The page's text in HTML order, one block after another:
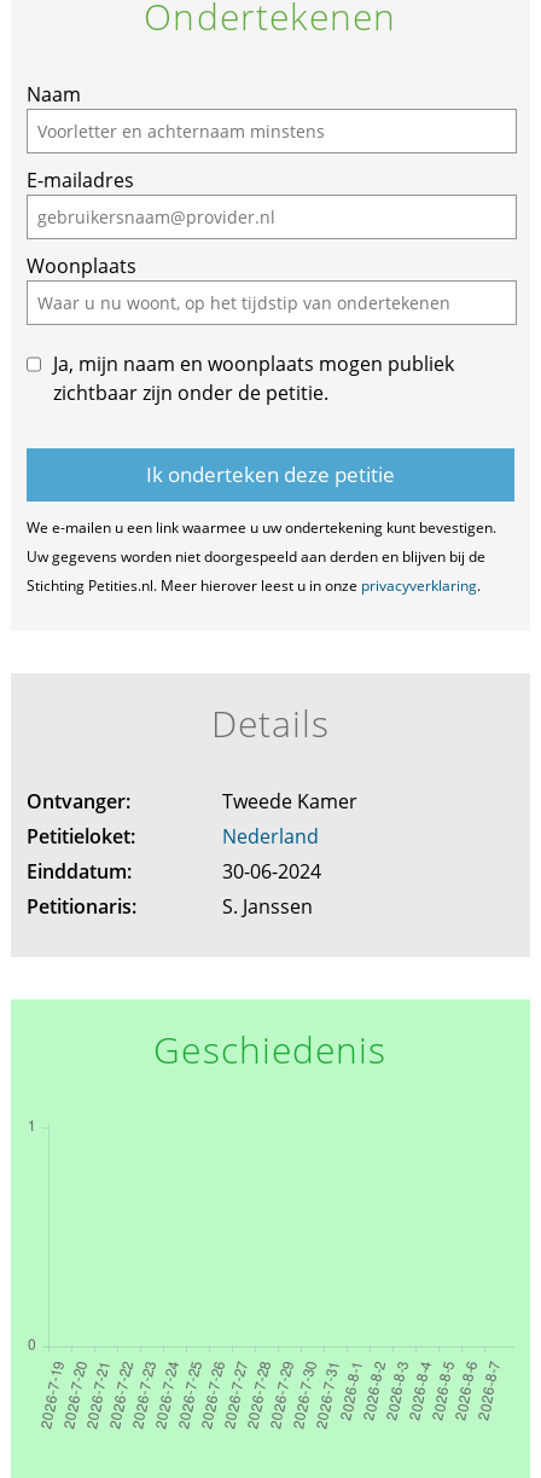
Ondertekenen
If
you
are
a
human,
ignore
this
field
Naam
E-mailadres
Woonplaats
Ja, mijn naam en woonplaats mogen publiek
zichtbaar zijn onder de petitie.
We e-mailen u een link waarmee u uw ondertekening kunt bevestigen.
Uw gegevens worden niet doorgespeeld aan derden en blijven bij de
Stichting Petities.nl. Meer hierover leest u in onze privacyverklaring.
Details
Ontvanger:
Tweede Kamer
Petitieloket:
Nederland
Einddatum:
30-06-2024
Petitionaris:
S. Janssen
Geschiedenis